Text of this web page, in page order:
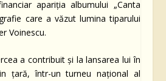
apariția albumului „Canta
care a văzut lumina tiparului
Voinescu.
a contribuit și la lansarea lui în
țară, într-un turneu național al